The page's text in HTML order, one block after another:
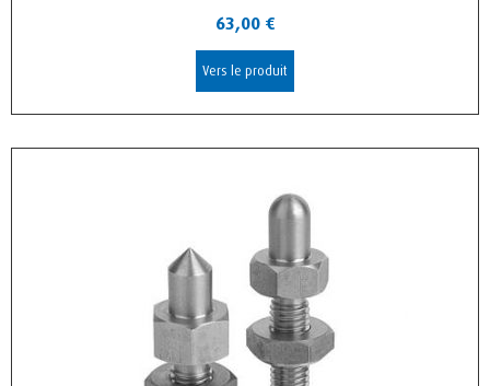
63,00 €
Vers le produit